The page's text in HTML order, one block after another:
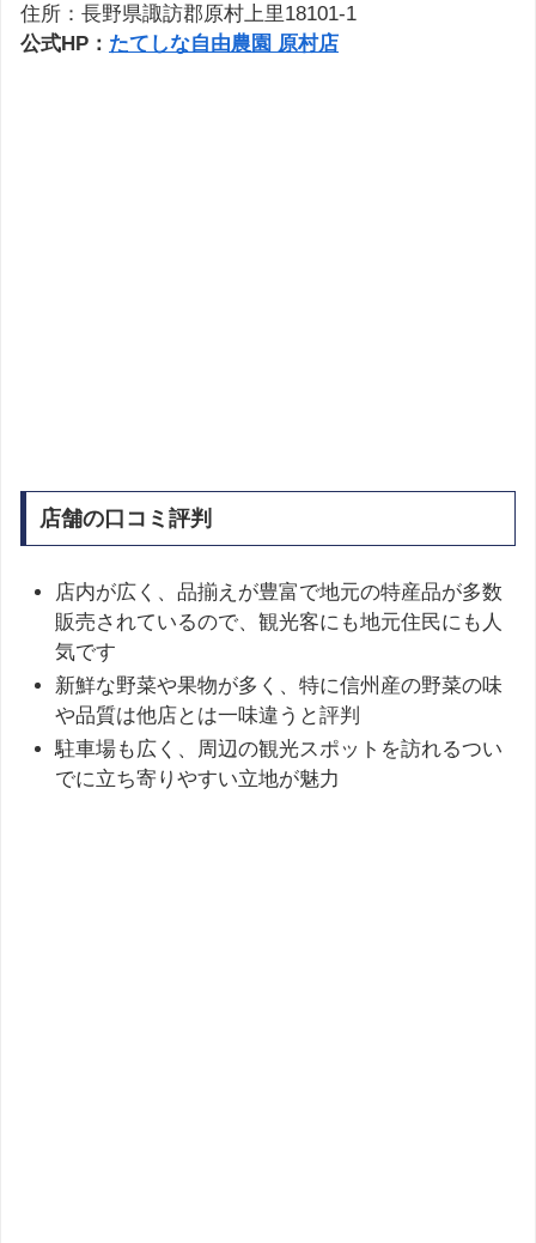
住所：長野県諏訪郡原村上里18101-1
公式HP： たてしな自由農園 原村店
店舗の口コミ評判
店内が広く、品揃えが豊富で地元の特産品が多数
販売されているので、観光客にも地元住民にも人
気です
新鮮な野菜や果物が多く、特に信州産の野菜の味
や品質は他店とは一味違うと評判
駐車場も広く、周辺の観光スポットを訪れるつい
でに立ち寄りやすい立地が魅力